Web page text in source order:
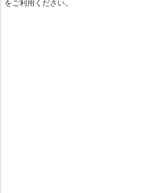
をご利用ください。